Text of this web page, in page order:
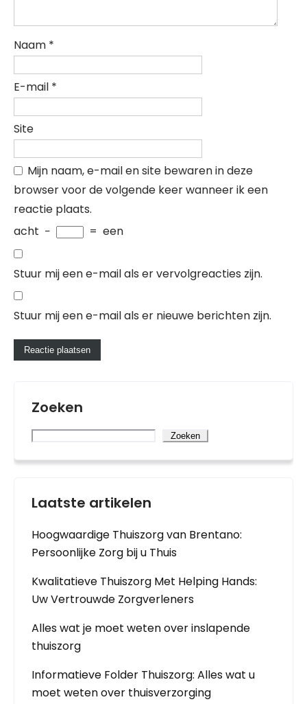
Naam *
E-mail *
Site
Mijn naam, e-mail en site bewaren in deze
browser voor de volgende keer wanneer ik een
reactie plaats.
acht − = een
Stuur mij een e-mail als er vervolgreacties zijn.
Stuur mij een e-mail als er nieuwe berichten zijn.
Zoeken
Zoeken
Laatste artikelen
Hoogwaardige Thuiszorg van Brentano:
Persoonlijke Zorg bij u Thuis
Kwalitatieve Thuiszorg Met Helping Hands:
Uw Vertrouwde Zorgverleners
Alles wat je moet weten over inslapende
thuiszorg
Informatieve Folder Thuiszorg: Alles wat u
moet weten over thuisverzorging